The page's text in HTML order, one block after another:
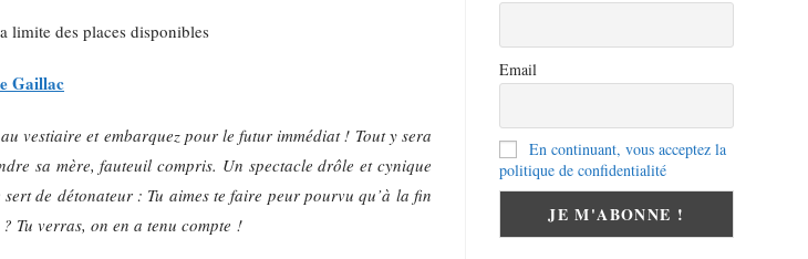
limite des places disponibles
Gaillac
vestiaire et embarquez pour le futur immédiat ! Tout y sera
sa mère, fauteuil compris. Un spectacle drôle et cynique
de détonateur : Tu aimes te faire peur pourvu qu’à la fin
Tu verras, on en a tenu compte !
Email
En continuant, vous acceptez la
politique de confidentialité